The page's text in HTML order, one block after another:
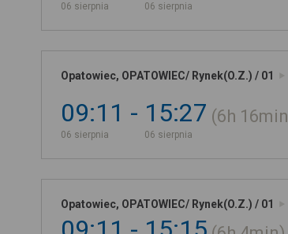
06 sierpnia 06 sierpnia
Opatowiec, OPATOWIEC/ Rynek(O.Z.) / 01
09:11
06 sierpnia
15:27
06 sierpnia
6h 16min
Opatowiec, OPATOWIEC/ Rynek(O.Z.) / 01